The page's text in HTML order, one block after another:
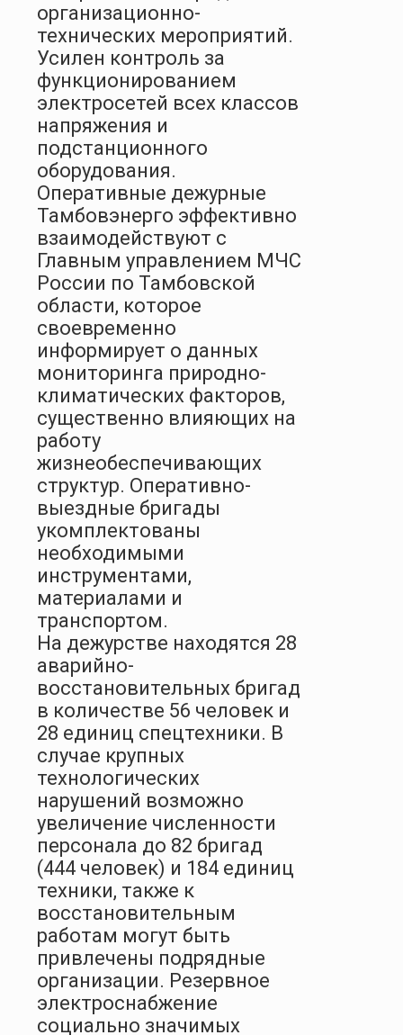
организационно-
технических мероприятий.
Усилен контроль за
функционированием
электросетей всех классов
напряжения и
подстанционного
оборудования.
Оперативные дежурные
Тамбовэнерго эффективно
взаимодействуют с
Главным управлением МЧС
России по Тамбовской
области, которое
своевременно
информирует о данных
мониторинга природно-
климатических факторов,
существенно влияющих на
работу
жизнеобеспечивающих
структур. Оперативно-
выездные бригады
укомплектованы
необходимыми
инструментами,
материалами и
транспортом.
На дежурстве находятся 28
аварийно-
восстановительных бригад
в количестве 56 человек и
28 единиц спецтехники. В
случае крупных
технологических
нарушений возможно
увеличение численности
персонала до 82 бригад
(444 человек) и 184 единиц
техники, также к
восстановительным
работам могут быть
привлечены подрядные
организации. Резервное
электроснабжение
социально значимых